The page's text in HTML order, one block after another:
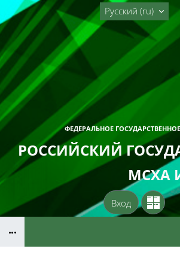
Перейти к основному содержанию
ФЕДЕРАЛЬНОЕ
РОССИЙСКИЙ
МСХА
Русский ‎(ru)‎
Вход